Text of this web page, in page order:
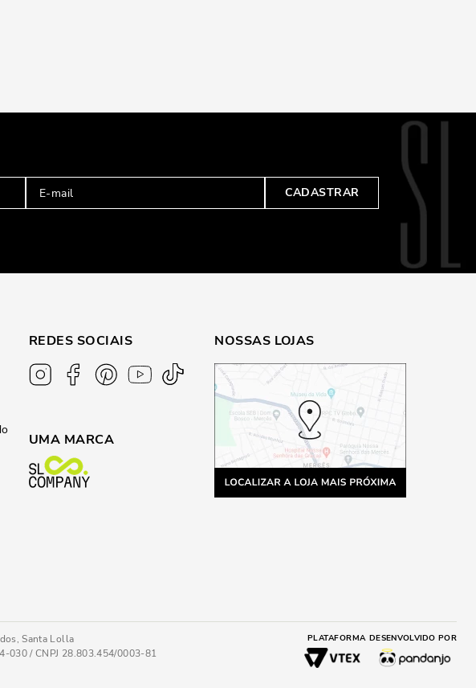
CADASTRAR
REDES SOCIAIS
UMA MARCA
NOSSAS LOJAS
Santa Lolla
030 / CNPJ 28.803.454/0003-81
PLATAFORMA DESENVOLVIDO POR